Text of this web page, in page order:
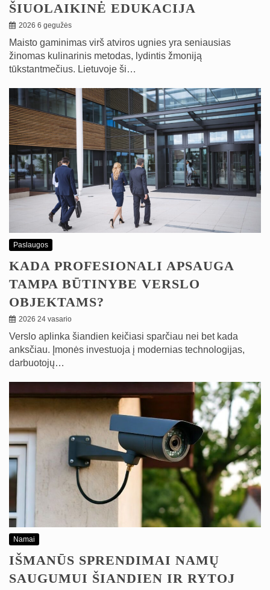
ŠIUOLAIKINĖ EDUKACIJA
2026 6 gegužės
Maisto gaminimas virš atviros ugnies yra seniausias
žinomas kulinarinis metodas, lydintis žmoniją
tūkstantmečius. Lietuvoje ši…
Paslaugos
KADA PROFESIONALI APSAUGA
TAMPA BŪTINYBE VERSLO
OBJEKTAMS?
2026 24 vasario
Verslo aplinka šiandien keičiasi sparčiau nei bet kada
anksčiau. Įmonės investuoja į modernias technologijas,
darbuotojų…
Namai
IŠMANŪS SPRENDIMAI NAMŲ
SAUGUMUI ŠIANDIEN IR RYTOJ